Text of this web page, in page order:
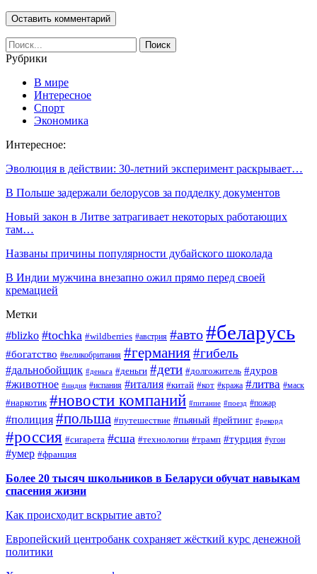
Рубрики
В мире
Интересное
Спорт
Экономика
Интересное:
Эволюция в действии: 30-летний эксперимент раскрывает…
В Польше задержали белорусов за подделку документов
Новый закон в Литве затрагивает некоторых работающих
там…
Названы причины популярности дубайского шоколада
В Индии мужчина внезапно ожил прямо перед своей
кремацией
Метки
#blizko #tochka #wildberries #австрия #авто#беларусь
#богатство #великобритания #германия#гибель
#дальнобойщик #деньга #деньги #дети #долгожитель #дуров
#животное #индия #испания #италия #китай #кот #кража #литва #маск
#наркотик #новости компаний #питание #поезд #пожар
#полиция #польша #путешествие #пьяный #рейтинг #рекорд
#россия #сигарета #сша #технологии #трамп #турция #угон
#умер #франция
Более 20 тысяч школьников в Беларуси обучат навыкам
спасения жизни
Как происходит вскрытие авто?
Европейский центробанк сохраняет жёсткий курс денежной
политики